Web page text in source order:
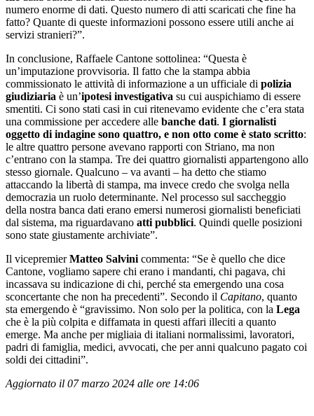
numero enorme di dati. Questo numero di atti scaricati che fine ha
fatto? Quante di queste informazioni possono essere utili anche ai
servizi stranieri?”.
In conclusione, Raffaele Cantone sottolinea: “Questa è
un’imputazione provvisoria. Il fatto che la stampa abbia
commissionato le attività di informazione a un ufficiale di polizia
giudiziaria è un’ipotesi investigativa su cui auspichiamo di essere
smentiti. Ci sono stati casi in cui ritenevamo evidente che c’era stata
una commissione per accedere alle banche dati. I giornalisti
oggetto di indagine sono quattro, e non otto come è stato scritto:
le altre quattro persone avevano rapporti con Striano, ma non
c’entrano con la stampa. Tre dei quattro giornalisti appartengono allo
stesso giornale. Qualcuno – va avanti – ha detto che stiamo
attaccando la libertà di stampa, ma invece credo che svolga nella
democrazia un ruolo determinante. Nel processo sul saccheggio
della nostra banca dati erano emersi numerosi giornalisti beneficiati
dal sistema, ma riguardavano atti pubblici. Quindi quelle posizioni
sono state giustamente archiviate”.
Il vicepremierMatteo Salvini commenta: “Se è quello che dice
Cantone, vogliamo sapere chi erano i mandanti, chi pagava, chi
incassava su indicazione di chi, perché sta emergendo una cosa
sconcertante che non ha precedenti”. Secondo il Capitano, quanto
sta emergendo è “gravissimo. Non solo per la politica, con la Lega
che è la più colpita e diffamata in questi affari illeciti a quanto
emerge. Ma anche per migliaia di italiani normalissimi, lavoratori,
padri di famiglia, medici, avvocati, che per anni qualcuno pagato coi
soldi dei cittadini”.
Aggiornato il 07 marzo 2024 alle ore 14:06